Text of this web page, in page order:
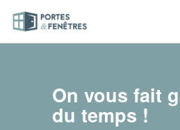
On vous fait
du temps !